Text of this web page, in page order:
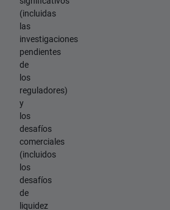
(incluidas
las
investigaciones
pendientes
de
los
reguladores)
y
los
desafíos
comerciales
(incluidos
los
desafíos
de
liquidez